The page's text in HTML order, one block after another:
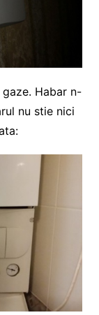
Habar n-
nu stie nici